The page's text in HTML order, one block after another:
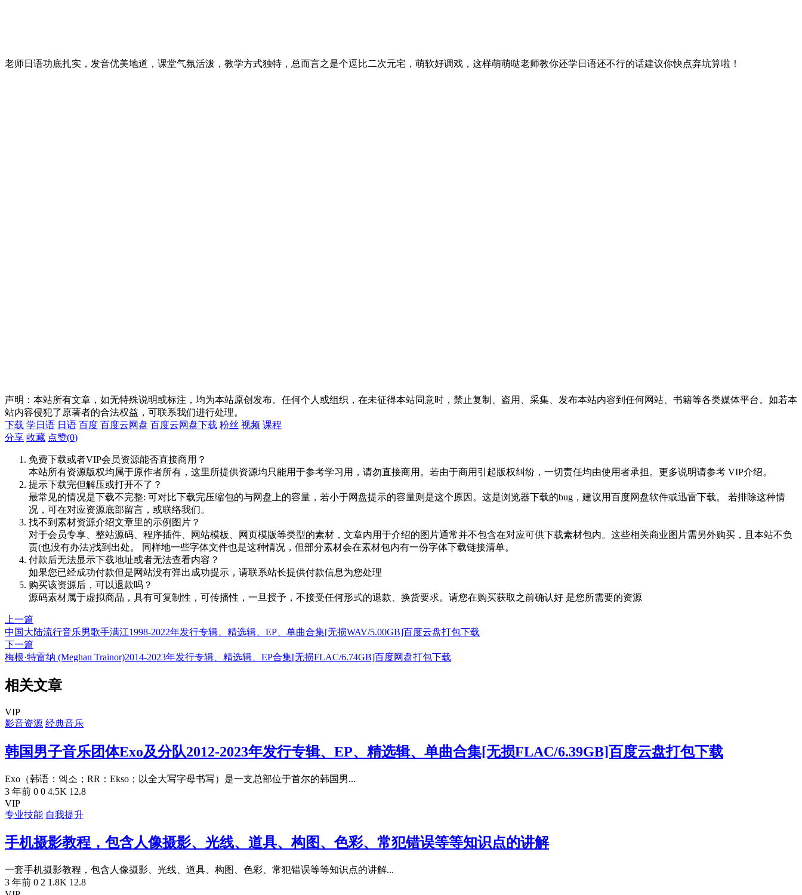
老师日语功底扎实，发音优美地道，课堂气氛活泼，教学方式独特，总而言之是个逗比二次元宅，萌软好调戏，这样萌萌哒老师教你还学日语还不行的话建议你快点弃坑算啦！
声明：本站所有文章，如无特殊说明或标注，均为本站原创发布。任何个人或组织，在未征得本站同意时，禁止复制、盗用、采集、发布本站内容到任何网站、书籍等各类媒体平台。如若本
站内容侵犯了原著者的合法权益，可联系我们进行处理。
下载 学日语 日语 百度 百度云网盘 百度云网盘下载 粉丝 视频 课程
分享 收藏 点赞(0)
免费下载或者VIP会员资源能否直接商用？
本站所有资源版权均属于原作者所有，这里所提供资源均只能用于参考学习用，请勿直接商用。若由于商用引起版权纠纷，一切责任均由使用者承担。更多说明请参考 VIP介绍。
提示下载完但解压或打开不了？
最常见的情况是下载不完整: 可对比下载完压缩包的与网盘上的容量，若小于网盘提示的容量则是这个原因。这是浏览器下载的bug，建议用百度网盘软件或迅雷下载。 若排除这种情
况，可在对应资源底部留言，或联络我们。
找不到素材资源介绍文章里的示例图片？
对于会员专享、整站源码、程序插件、网站模板、网页模版等类型的素材，文章内用于介绍的图片通常并不包含在对应可供下载素材包内。这些相关商业图片需另外购买，且本站不负
责(也没有办法)找到出处。 同样地一些字体文件也是这种情况，但部分素材会在素材包内有一份字体下载链接清单。
付款后无法显示下载地址或者无法查看内容？
如果您已经成功付款但是网站没有弹出成功提示，请联系站长提供付款信息为您处理
购买该资源后，可以退款吗？
源码素材属于虚拟商品，具有可复制性，可传播性，一旦授予，不接受任何形式的退款、换货要求。请您在购买获取之前确认好 是您所需要的资源
上一篇
中国大陆流行音乐男歌手满江1998-2022年发行专辑、精选辑、EP、单曲合集[无损WAV/5.00GB]百度云盘打包下载
下一篇
梅根·特雷纳 (Meghan Trainor)2014-2023年发行专辑、精选辑、EP合集[无损FLAC/6.74GB]百度网盘打包下载
相关文章
VIP
影音资源 经典音乐
韩国男子音乐团体Exo及分队2012-2023年发行专辑、EP、精选辑、单曲合集[无损FLAC/6.39GB]百度云盘打包下载
Exo（韩语：엑소；RR：Ekso；以全大写字母书写）是一支总部位于首尔的韩国男...
3 年前 0 0 4.5K 12.8
VIP
专业技能 自我提升
手机摄影教程，包含人像摄影、光线、道具、构图、色彩、常犯错误等等知识点的讲解
一套手机摄影教程，包含人像摄影、光线、道具、构图、色彩、常犯错误等等知识点的讲解...
3 年前 0 2 1.8K 12.8